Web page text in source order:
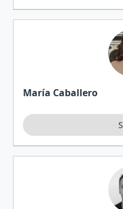
María Caballero